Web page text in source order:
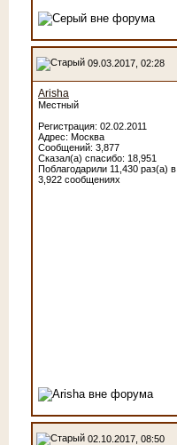
09.03.2017, 02:28
Arisha
Местный
Регистрация: 02.02.2011
Адрес: Москва
Сообщений: 3,877
Сказал(а) спасибо: 18,951
Поблагодарили 11,430 раз(а) в
3,922 сообщениях
02.10.2017, 08:50